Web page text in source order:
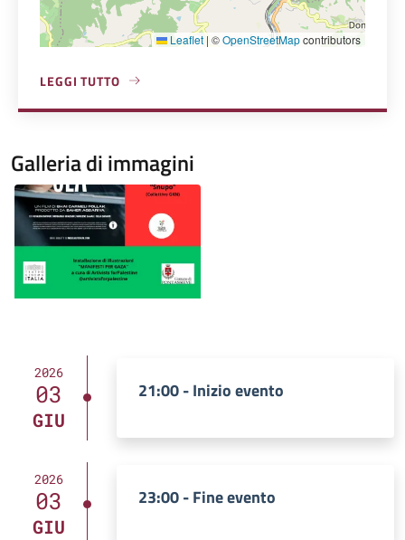
Leaflet | ©OpenStreetMapcontributors
LEGGI TUTTO
A PROPOSITO DI TEATRO CINEMA ITALIA
Galleria di immagini
Image
2026
03
GIU
21:00 - Inizio evento
2026
03
GIU
23:00 - Fine evento